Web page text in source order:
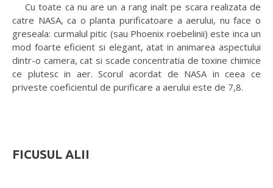
Cu toate ca nu are un a rang inalt pe scara realizata de
catre NASA, ca o planta purificatoare a aerului, nu face o
greseala: curmalul pitic (sau Phoenix roebelinii) este inca un
mod foarte eficient si elegant, atat in animarea aspectului
dintr-o camera, cat si scade concentratia de toxine chimice
ce plutesc in aer. Scorul acordat de NASA in ceea ce
priveste coeficientul de purificare a aerului este de 7,8.
FICUSUL ALII